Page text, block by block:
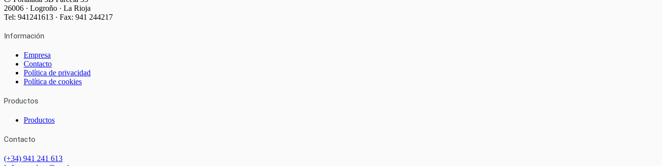
26006 · Logroño · La Rioja
Tel: 941241613 · Fax: 941 244217
Información
Empresa
Contacto
Política de privacidad
Política de cookies
Productos
Productos
Contacto
(+34) 941 241 613